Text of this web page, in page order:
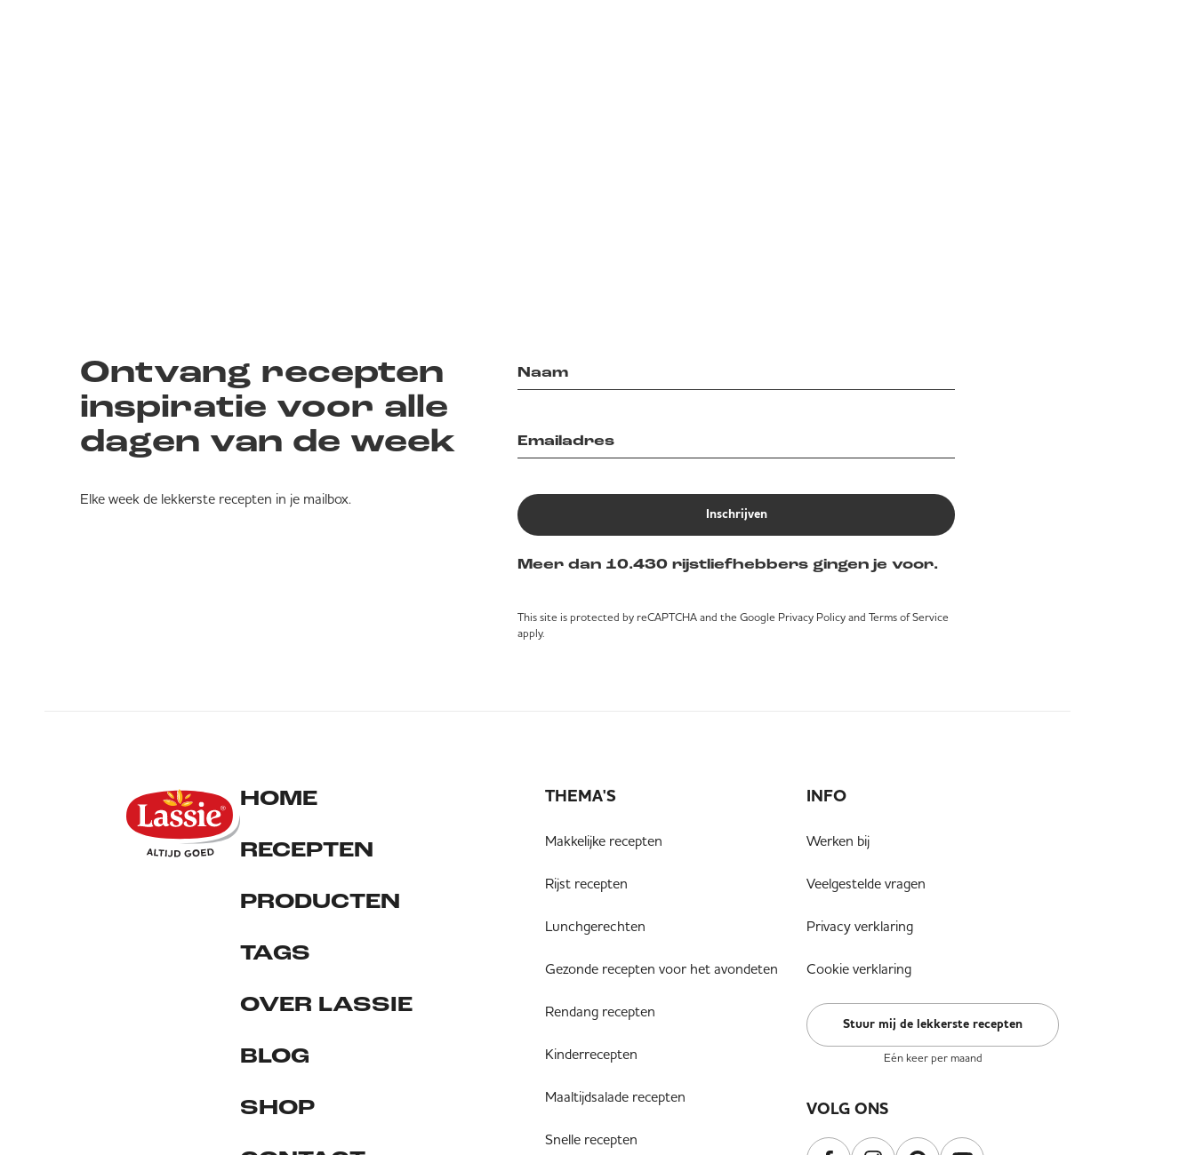
Ontvang recepten
inspiratie voor alle
dagen van de week
Elke week de lekkerste recepten in je mailbox.
Inschrijven
Meer dan 10.430 rijstliefhebbers gingen je voor.
This site is protected by reCAPTCHA and the Google Privacy Policyand Terms of Service
apply.
HOME
RECEPTEN
PRODUCTEN
TAGS
OVER LASSIE
BLOG
SHOP
THEMA'S
Makkelijke recepten
Rijst recepten
Lunchgerechten
Gezonde recepten voor het avondeten
Rendang recepten
Kinderrecepten
Maaltijdsalade recepten
Snelle recepten
INFO
Werken bij
Veelgestelde vragen
Privacy verklaring
Cookie verklaring
Stuur mij de lekkerste recepten
Eén keer per maand
VOLG ONS